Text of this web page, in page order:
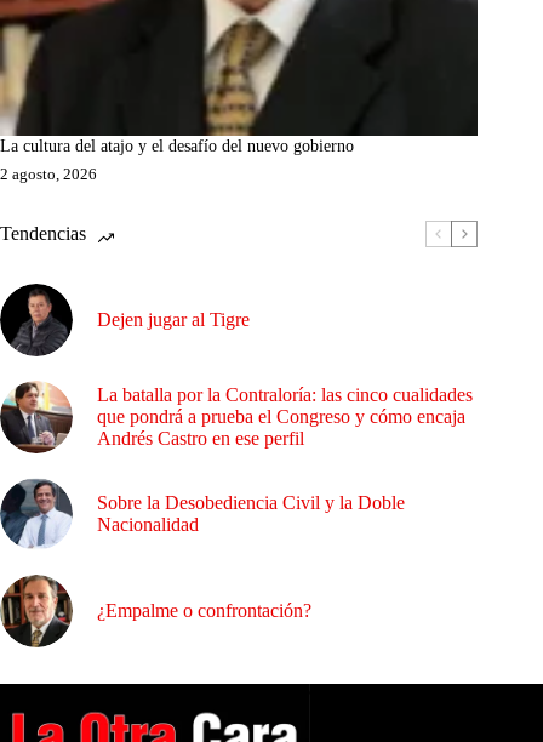
La cultura del atajo y el desafío del nuevo gobierno
2 agosto, 2026
Tendencias
Dejen jugar al Tigre
La batalla por la Contraloría: las cinco cualidades
que pondrá a prueba el Congreso y cómo encaja
Andrés Castro en ese perfil
Sobre la Desobediencia Civil y la Doble
Nacionalidad
¿Empalme o confrontación?